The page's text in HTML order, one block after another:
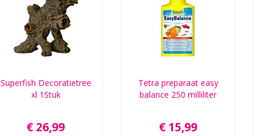
Superfish Decoratietree
xl 1Stuk
€ 26,99
Tetra preparaat easy
balance 250 milliliter
€ 15,99